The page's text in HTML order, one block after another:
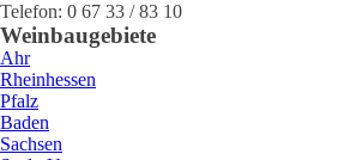
Telefon: 0 67 33 / 83 10
Weinbaugebiete
Ahr
Rheinhessen
Pfalz
Baden
Sachsen